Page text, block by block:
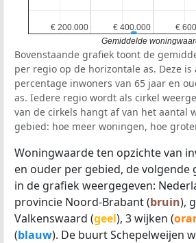
€ 200.000
€ 200.000 € 400.000
€ 400.000 €
€
Gemiddelde
Bovenstaande grafiek toont de
per regio op de horizontale as. Deze
percentage inwoners van 65 jaar en
as. Iedere regio wordt als cirkel
van de cirkels hangt af van het aantal
gebied: hoe meer woningen, hoe
Woningwaarde ten opzichte van
en ouder per gebied, de volgende
in de grafiek weergegeven:
provincie Noord-Brabant (bruin),
Valkenswaard (geel), 3 wijken (
(blauw). De buurt Schepelweijen